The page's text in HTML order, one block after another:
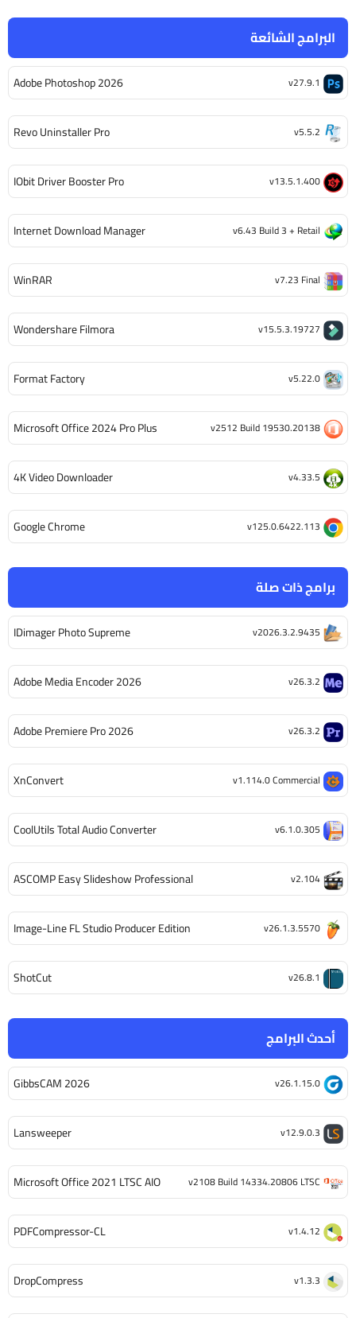
أحدث البرامج
GibbsCAM 2026 v26.1.15.0
Lansweeper v12.9.0.3
Microsoft Office 2021 LTSC AIO v2108 Build 14334.20806 LTSC
PDFCompressor-CL v1.4.12
DropCompress v1.3.3
برامج ذات صلة
IDimager Photo Supreme v2026.3.2.9435
Adobe Media Encoder 2026 v26.3.2
Adobe Premiere Pro 2026 v26.3.2
XnConvert v1.114.0 Commercial
CoolUtils Total Audio Converter v6.1.0.305
ASCOMP Easy Slideshow Professional v2.104
Image-Line FL Studio Producer Edition v26.1.3.5570
ShotCut v26.8.1
البرامج الشائعة
Adobe Photoshop 2026 v27.9.1
Revo Uninstaller Pro v5.5.2
IObit Driver Booster Pro v13.5.1.400
Internet Download Manager v6.43 Build 3 + Retail
WinRAR v7.23 Final
Wondershare Filmora v15.5.3.19727
Format Factory v5.22.0
Microsoft Office 2024 Pro Plus v2512 Build 19530.20138
4K Video Downloader v4.33.5
Google Chrome v125.0.6422.113